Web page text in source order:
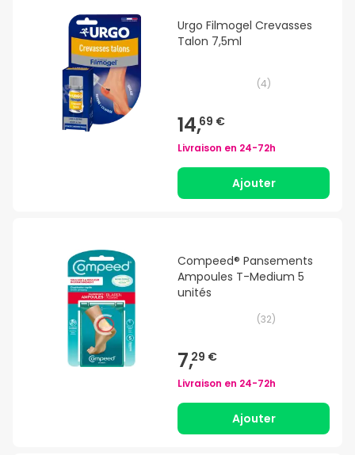
Urgo Filmogel Crevasses
Talon 7,5ml
(4)
14,69 €
Livraison en 24-72h
Ajouter
Compeed® Pansements
Ampoules T-Medium 5
unités
(32)
7,29 €
Livraison en 24-72h
Ajouter